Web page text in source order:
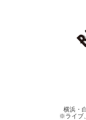
横浜・
※ライブ